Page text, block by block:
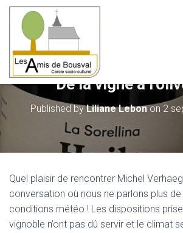
De la vigne à
Published byLiliane Lebonon 2
Quel plaisir de rencontrer Michel
conversation où nous ne parlons plus
conditions météo ! Les dispositions
vignoble n’ont pas dû servir et le climat